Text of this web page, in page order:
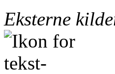
Eksterne